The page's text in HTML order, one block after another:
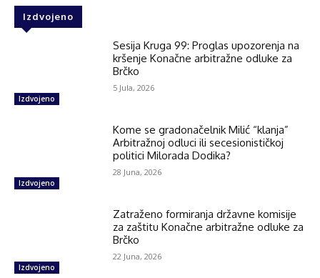
Izdvojeno
Izdvojeno
Sesija Kruga 99: Proglas upozorenja na
kršenje Konačne arbitražne odluke za
Brčko
5 Jula, 2026
Izdvojeno
Kome se gradonačelnik Milić “klanja”
Arbitražnoj odluci ili secesionističkoj
politici Milorada Dodika?
28 Juna, 2026
Izdvojeno
Zatraženo formiranja državne komisije
za zaštitu Konačne arbitražne odluke za
Brčko
22 Juna, 2026